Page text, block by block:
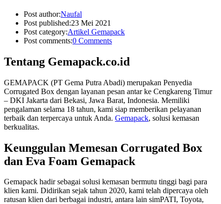
Post author:Naufal
Post published:23 Mei 2021
Post category:Artikel Gemapack
Post comments:0 Comments
Tentang Gemapack.co.id
GEMAPACK (PT Gema Putra Abadi) merupakan Penyedia
Corrugated Box dengan layanan pesan antar ke Cengkareng Timur
– DKI Jakarta dari Bekasi, Jawa Barat, Indonesia. Memiliki
pengalaman selama 18 tahun, kami siap memberikan pelayanan
terbaik dan terpercaya untuk Anda. Gemapack, solusi kemasan
berkualitas.
Keunggulan Memesan Corrugated Box
dan Eva Foam Gemapack
Gemapack hadir sebagai solusi kemasan bermutu tinggi bagi para
klien kami. Didirikan sejak tahun 2020, kami telah dipercaya oleh
ratusan klien dari berbagai industri, antara lain simPATI, Toyota,